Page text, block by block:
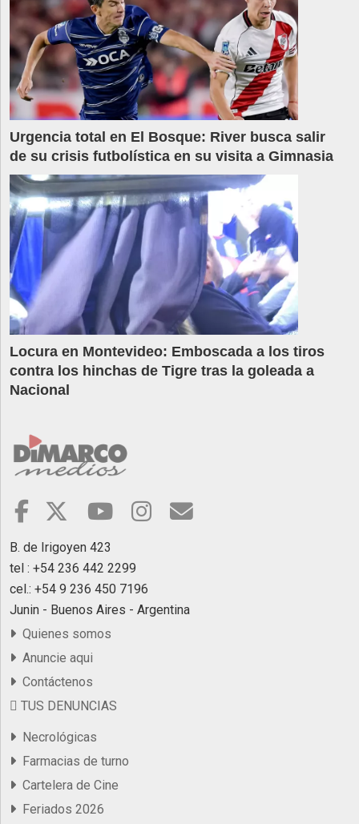
Urgencia total en El Bosque: River busca salir
de su crisis futbolística en su visita a Gimnasia
Locura en Montevideo: Emboscada a los tiros
contra los hinchas de Tigre tras la goleada a
Nacional
B. de Irigoyen 423
tel : +54 236 442 2299
cel.: +54 9 236 450 7196
Junin - Buenos Aires - Argentina
Quienes somos
Anuncie aqui
Contáctenos
TUS DENUNCIAS
Necrológicas
Farmacias de turno
Cartelera de Cine
Feriados 2026